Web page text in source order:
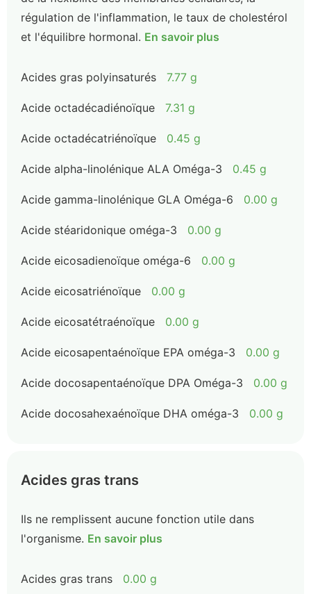
régulation de l'inflammation, le taux de cholestérol
et l'équilibre hormonal. En savoir plus
Acides gras polyinsaturés 7.77 g
Acide octadécadiénoïque 7.31 g
Acide octadécatriénoïque 0.45 g
Acide alpha-linolénique ALA Oméga-3 0.45 g
Acide gamma-linolénique GLA Oméga-6 0.00 g
Acide stéaridonique oméga-3 0.00 g
Acide eicosadienoïque oméga-6 0.00 g
Acide eicosatriénoïque 0.00 g
Acide eicosatétraénoïque 0.00 g
Acide eicosapentaénoïque EPA oméga-3 0.00 g
Acide docosapentaénoïque DPA Oméga-3 0.00 g
Acide docosahexaénoïque DHA oméga-3 0.00 g
Acides gras trans
Ils ne remplissent aucune fonction utile dans
l'organisme. En savoir plus
Acides gras trans 0.00 g